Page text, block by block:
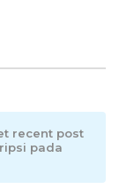
recent post
pada